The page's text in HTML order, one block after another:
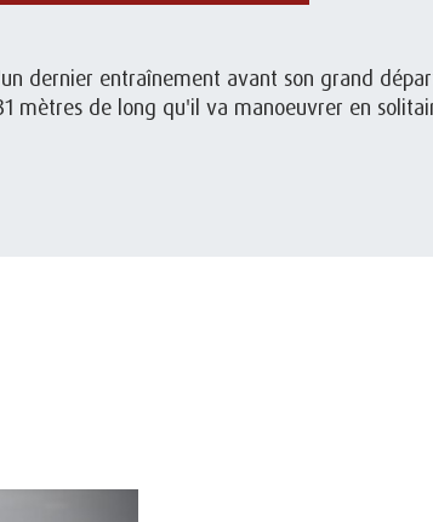
dernier entraînement avant son grand
mètres de long qu'il va manoeuvrer en